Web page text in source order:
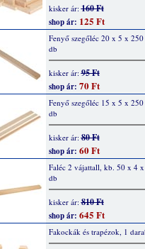
kisker ár:160 Ft
shop ár: 125 Ft
Fenyő szegőléc 20 x 5 x
db
kisker ár:95 Ft
shop ár: 70 Ft
Fenyő szegőléc 15 x 5 x
db
kisker ár:80 Ft
shop ár: 60 Ft
Faléc 2 vájattall, kb. 50 x 4
db
kisker ár:810 Ft
shop ár: 645 Ft
Fakockák és trapézok, 1